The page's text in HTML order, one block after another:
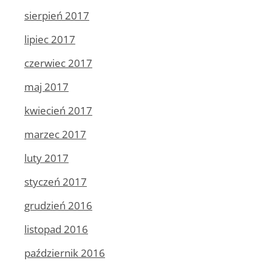
sierpień 2017
lipiec 2017
czerwiec 2017
maj 2017
kwiecień 2017
marzec 2017
luty 2017
styczeń 2017
grudzień 2016
listopad 2016
październik 2016